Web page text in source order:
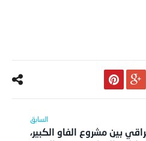
بين مشروع الفاو الكبير،